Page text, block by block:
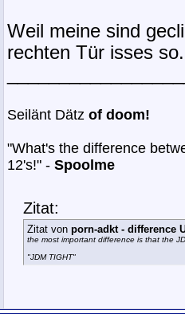
Weil meine sind
rechten Tür isses
Seilänt Dätz of doom!
"What's the difference
12's!" - Spoolme
Zitat:
Zitat von porn-adkt - difference
the most important difference is that the
"JDM TIGHT"